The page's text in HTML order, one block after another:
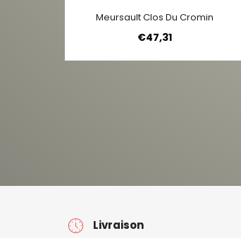
Meursault Clos Du Cromin
€47,31
Livraison